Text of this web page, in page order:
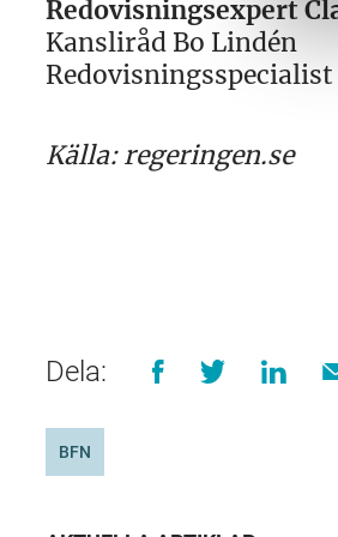
Redovisningsexpert
Kansliråd Bo Lindén
Källa: regeringen.se
Dela:
BFN